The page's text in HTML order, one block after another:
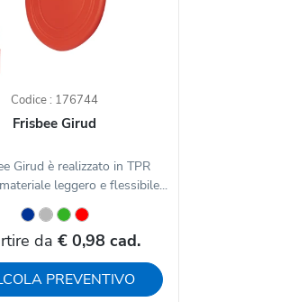
Codice : 176744
Frisbee Girud
Girud è realizzato in TPR
leggero e flessibile...
da € 0,98 cad.
PREVENTIVO